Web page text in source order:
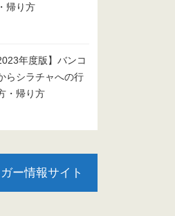
帰り方
年度版】バンコ
らシラチャへの行
・帰り方
ー情報サイト